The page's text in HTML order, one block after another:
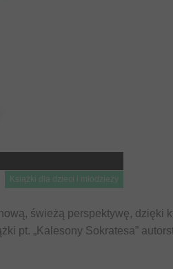
Książki dla dzieci i młodzieży
świeżą perspektywę, dzięki
pt. „Kalesony Sokratesa”